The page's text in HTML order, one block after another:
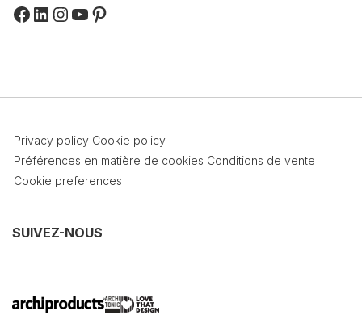
Facebook
LinkedIn
Instagram
YouTube
Pinterest
Privacy policy Cookie policy
Préférences en matière de cookies Conditions de vente
Cookie preferences
SUIVEZ-NOUS